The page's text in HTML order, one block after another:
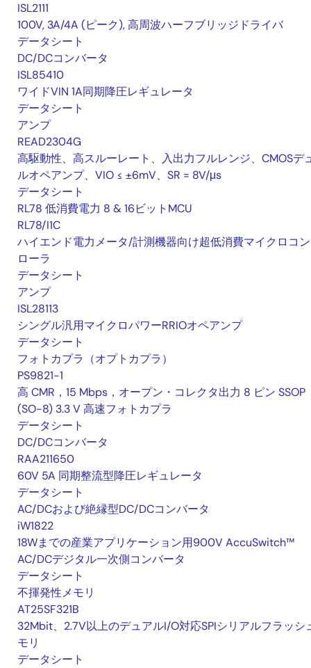
ISL2111
100V, 3A/4A (ピーク), 高周波ハーフブリッジドライバ
データシート
DC/DCコンバータ
ISL85410
ワイドVIN 1A同期降圧レギュレータ
データシート
アンプ
READ2304G
高駆動性、高スルーレート、入出力フルレンジ、CMOSデ
ルオペアンプ、VIO ≤ ±6mV、SR = 8V/μs
データシート
RL78 低消費電力 8 & 16ビットMCU
RL78/I1C
ハイエンド電力メータ/計測機器向け超低消費マイクロコ
ローラ
データシート
アンプ
ISL28113
シングル汎用マイクロパワーRRIOオペアンプ
データシート
フォトカプラ（オプトカプラ）
PS9821-1
高 CMR，15 Mbps，オープン・コレクタ出力 8 ピン SSOP
(SO-8) 3.3 V 高速フォトカプラ
データシート
DC/DCコンバータ
RAA211650
60V 5A 同期整流型降圧レギュレータ
データシート
AC/DCおよび絶縁型DC/DCコンバータ
iW1822
18Wまでの産業アプリケーション用900V AccuSwitch™
AC/DCデジタル一次側コンバータ
データシート
不揮発性メモリ
AT25SF321B
32Mbit、2.7V以上のデュアルI/O対応SPIシリアルフラッシ
モリ
データシート